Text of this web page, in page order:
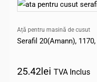
Ață pentru masină de cusut
Serafil 20(Amann),
25.42lei TVA Inclus